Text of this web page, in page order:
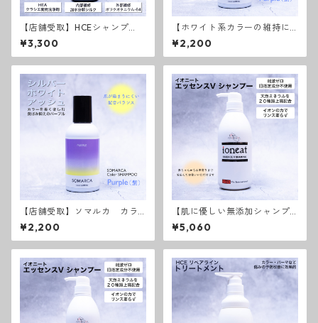
【店舗受取】HCEシャンプ
ー リペアライン
¥3,300
【ホワイト系カラーの維持に
はこれ！】ソマルカ カラー
シャンプーパープル
¥2,200
【店舗受取】ソマルカ カラ
ーシャンプーパープル
¥2,200
【肌に優しい無添加シャンプ
ー】イオニート エッセンスV
シャンプー
¥5,060